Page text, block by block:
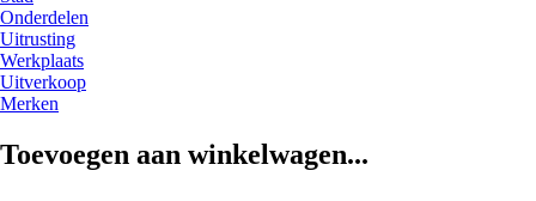
Onderdelen
Uitrusting
Werkplaats
Uitverkoop
Merken
Toevoegen aan winkelwagen...